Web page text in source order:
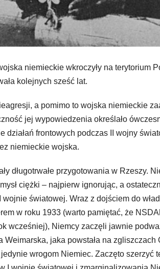
niemieckie wkroczyły na terytorium
kolejnych sześć lat.
a pomimo to wojska niemieckie
jej wypowiedzenia określało
działań frontowych podczas II wojny
niemieckie wojska.
długotrwałe przygotowania w Rzeszy.
ciężki – najpierw ignorując, a
wojnie światowej. Wraz z dojściem do
w roku 1933 (warto pamiętać, że
wcześniej), Niemcy zaczęli jawnie
jaka powstała na
wrogom Niemiec. Zaczęto szerzyć